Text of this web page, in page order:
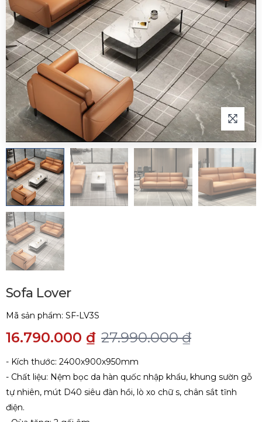
Sofa Lover
Mã sản phẩm: SF-LV3S
16.790.000 ₫ 27.990.000 ₫
- Kích thước: 2400x900x950mm
- Chất liệu: Nệm bọc da hàn quốc nhập khẩu, khung sườn gỗ
tự nhiên, mút D40 siêu đàn hồi, lò xo chữ s, chân sắt tĩnh
điện.